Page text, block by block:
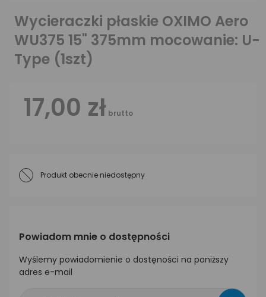
Wycieraczki płaskie OXIMO Aero
WU375 15" 375mm mocowanie: U-
Type (1szt)
17,00 zł brutto
Produkt obecnie niedostępny
Powiadom mnie o dostępności
Wyślemy powiadomienie o dostęności na poniższy
adres e-mail